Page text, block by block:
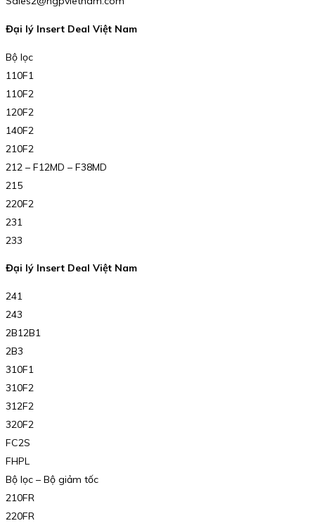
Đại lý Insert Deal Việt Nam
Bộ lọc
110F1
110F2
120F2
140F2
210F2
212 – F12MD – F38MD
215
220F2
231
233
Đại lý Insert Deal Việt Nam
241
243
2B12B1
2B3
310F1
310F2
312F2
320F2
FC2S
FHPL
Bộ lọc – Bộ giảm tốc
210FR
220FR